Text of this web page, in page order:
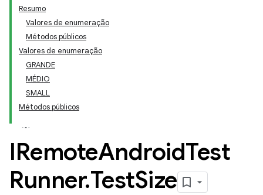
Resumo
Valores de enumeração
Métodos públicos
Valores de enumeração
GRANDE
MÉDIO
SMALL
Métodos públicos
IRemoteAndroidTest
Runner.TestSize